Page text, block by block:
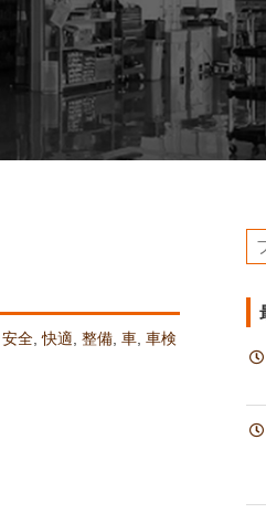
安全,快適, 整備, 車, 車検